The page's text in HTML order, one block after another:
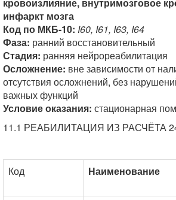
инфаркт мозга
Код по МКБ-10: I60, I61, I63, I64
Фаза: ранний восстановительный
Стадия: ранняя нейрореабилитация
Осложнение: вне зависимости от
отсутствия осложнений, без
важных функций
Условие оказания: стационарная
11.1 РЕАБИЛИТАЦИЯ ИЗ РАСЧЁТА
Код Наименование